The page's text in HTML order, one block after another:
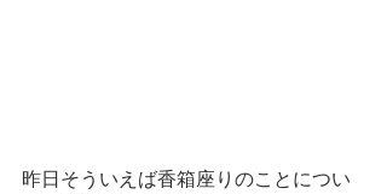
昨日そういえば香箱座りのことについ